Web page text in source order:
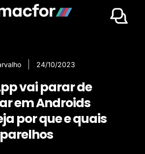
24/10/2023
vai parar de
em Androids
por que e quais